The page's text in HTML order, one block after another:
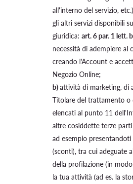
all'interno del servizio,
gli altri servizi disponibili
giuridica: art. 6 par. 1 lett.
necessità di adempiere
creando l'Account e
Negozio Online;
b)attività di marketing, di
Titolare del trattamento o
elencati al punto 11
altre cosiddette terze
ad esempio
(sconti), tra cui adeguate
della profilazione (in
la tua attività (ad es. la